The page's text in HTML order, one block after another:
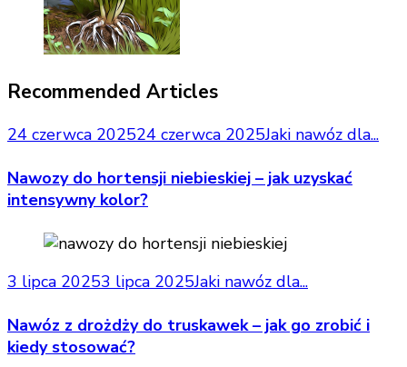
Recommended Articles
24 czerwca 202524 czerwca 2025Jaki nawóz dla...
Nawozy do hortensji niebieskiej – jak uzyskać
intensywny kolor?
3 lipca 20253 lipca 2025Jaki nawóz dla...
Nawóz z drożdży do truskawek – jak go zrobić i
kiedy stosować?